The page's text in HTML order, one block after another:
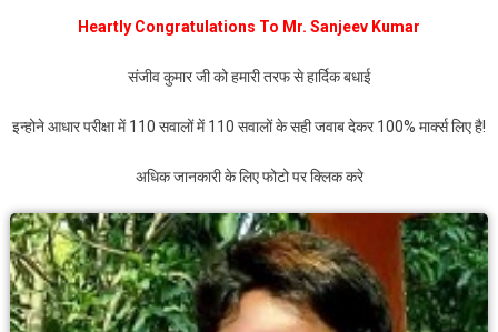
Heartly Congratulations To Mr. Sanjeev Kumar
संजीव कुमार जी को हमारी तरफ से हार्दिक बधाई
इन्होने आधार परीक्षा में 110 सवालों में 110 सवालों के सही जवाब देकर 100% मार्क्स लिए है!
अधिक जानकारी के लिए फोटो पर क्लिक करे